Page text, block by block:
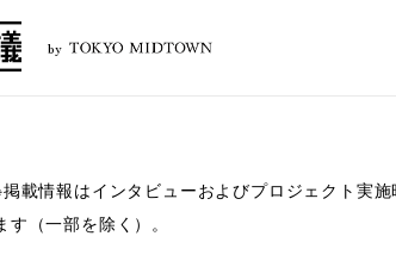
by
載情報はインタビューおよびプロジェクト実施
す（一部を除く）。